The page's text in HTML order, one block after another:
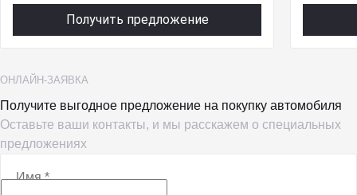
Получить предложение
ОНЛАЙН-ЗАЯВКА
Получите выгодное предложение на покупку автомобиля
Оставьте ваши контакты, и мы расскажем о специальных
предложениях
Имя*